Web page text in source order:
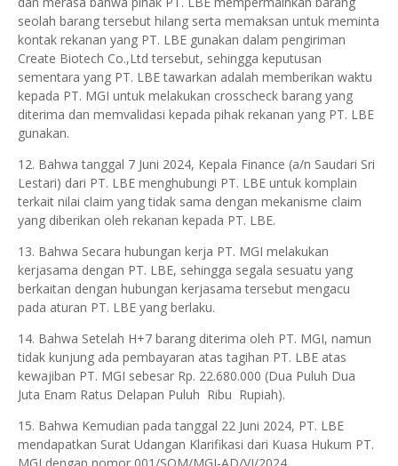
seolah barang tersebut hilang serta memaksan untuk meminta
kontak rekanan yang PT. LBE gunakan dalam pengiriman
Create Biotech Co.,Ltd tersebut, sehingga keputusan
sementara yang PT. LBE tawarkan adalah memberikan waktu
kepada PT. MGI untuk melakukan crosscheck barang yang
diterima dan memvalidasi kepada pihak rekanan yang PT. LBE
gunakan.
12. Bahwa tanggal 7 Juni 2024, Kepala Finance (a/n Saudari Sri
Lestari) dari PT. LBE menghubungi PT. LBE untuk komplain
terkait nilai claim yang tidak sama dengan mekanisme claim
yang diberikan oleh rekanan kepada PT. LBE.
13. Bahwa Secara hubungan kerja PT. MGI melakukan
kerjasama dengan PT. LBE, sehingga segala sesuatu yang
berkaitan dengan hubungan kerjasama tersebut mengacu
pada aturan PT. LBE yang berlaku.
14. Bahwa Setelah H+7 barang diterima oleh PT. MGI, namun
tidak kunjung ada pembayaran atas tagihan PT. LBE atas
kewajiban PT. MGI sebesar Rp. 22.680.000 (Dua Puluh Dua
Juta Enam Ratus Delapan Puluh Ribu Rupiah).
15. Bahwa Kemudian pada tanggal 22 Juni 2024, PT. LBE
mendapatkan Surat Udangan Klarifikasi dari Kuasa Hukum PT.